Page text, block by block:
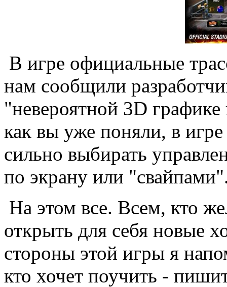
В игре официальные
нам сообщили
"невероятной 3D
как вы уже поняли, в
сильно выбирать
по экрану или
На этом все. Всем, кто
открыть для себя новые
стороны этой игры я
кто хочет поучить -